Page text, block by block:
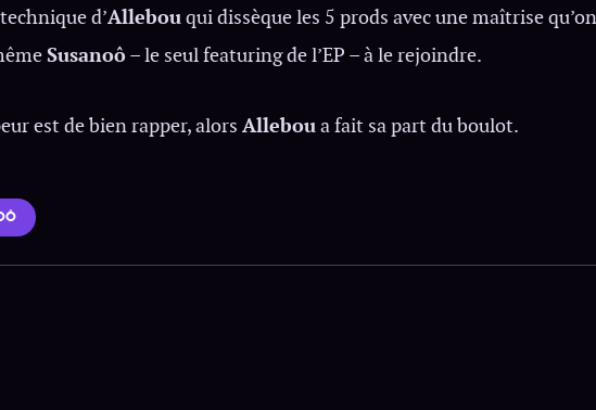
d’Allebouqui dissèque les 5 prods avec une maîtrise qu’on
Susanoô– le seul featuring de l’EP – à le rejoindre.
est de bien rapper, alors Alleboua fait sa part du boulot.